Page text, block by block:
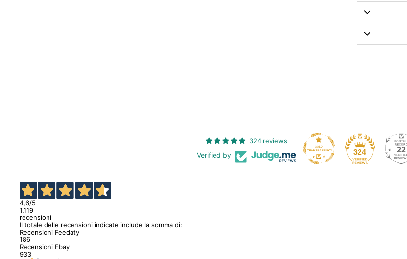
324 reviews
Verified by 324 22
4,6/5
1.119
recensioni
Il totale delle recensioni indicate include la somma di:
Recensioni Feedaty
186
Recensioni Ebay
933